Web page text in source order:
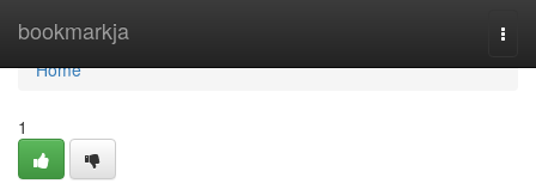
bookmarkja
Home
Home
1